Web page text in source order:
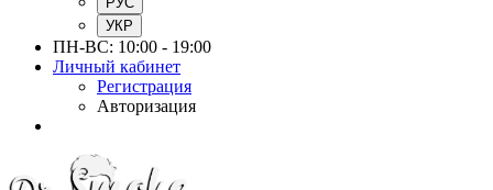
УКР
ПН-ВС: 10:00 - 19:00
Личный кабинет
Регистрация
Авторизация